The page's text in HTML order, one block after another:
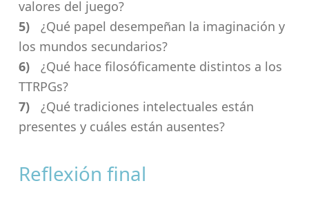
valores del juego?
¿Qué papel desempeñan la imaginación y
los mundos secundarios?
¿Qué hace filosóficamente distintos a los
TTRPGs?
¿Qué tradiciones intelectuales están
presentes y cuáles están ausentes?
Reflexión final